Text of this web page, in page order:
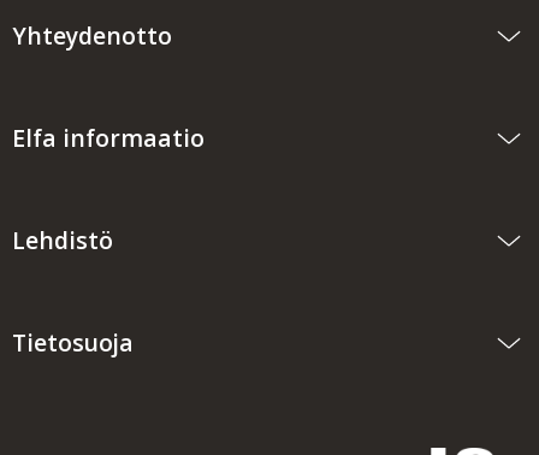
Yhteydenotto
Elfa informaatio
Lehdistö
Tietosuoja